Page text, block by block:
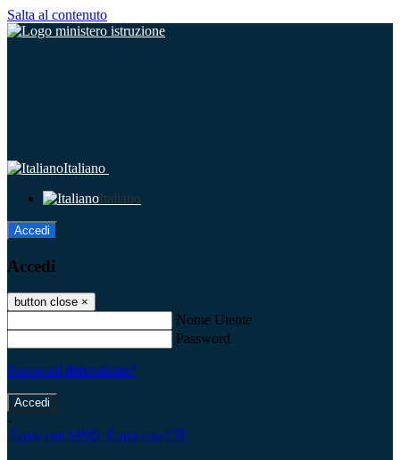
Salta al contenuto
Italiano
Italiano
Accedi
Accedi
button close ×
Nome Utente
Password
Password dimenticata?
-
Entra con SPID Entra con CIE